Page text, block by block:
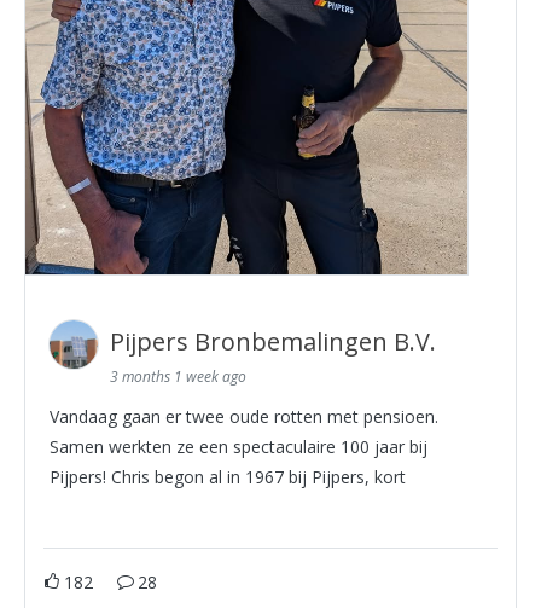
Pijpers Bronbemalingen B.V.
3 months 1 week ago
Vandaag gaan er twee oude rotten met pensioen.
Samen werkten ze een spectaculaire 100 jaar bij
Pijpers! Chris begon al in 1967 bij Pijpers, kort
182 28